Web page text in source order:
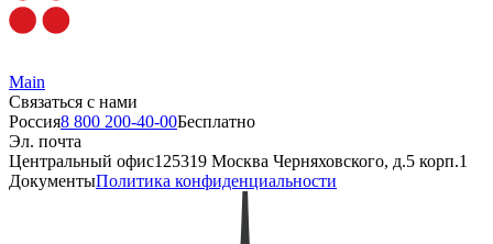
Main
Связаться с нами
Россия8 800 200-40-00Бесплатно
Эл. почта
Центральный офис125319 Москва Черняховского, д.5 корп.1
ДокументыПолитика конфиденциальности